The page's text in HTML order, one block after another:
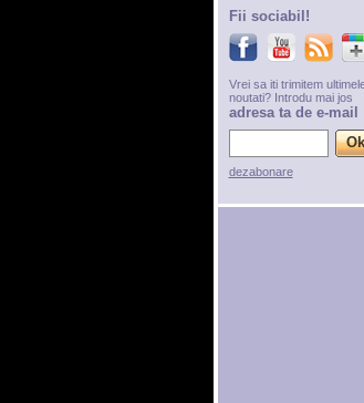
Fii sociabil!
Vrei sa iti trimitem
noutati? Introdu mai jos
adresa ta de e-mail
dezabonare